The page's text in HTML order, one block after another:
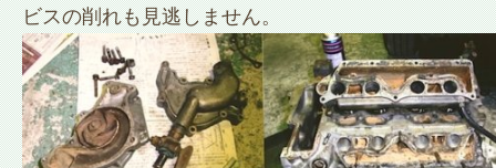
ビスの削れも見逃しません。